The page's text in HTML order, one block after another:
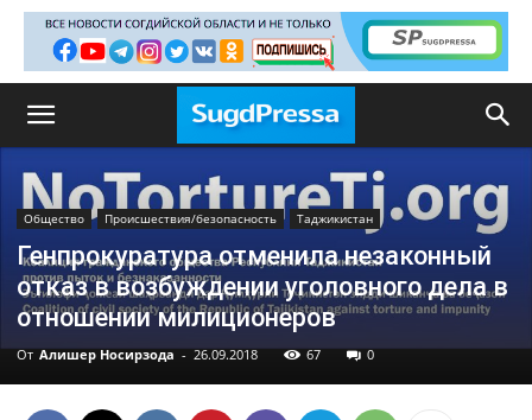
Общество Происшествия/безопасность Таджикистан
Генпрокуратура отменила незаконный
отказ в возбуждении уголовного дела в
отношении милиционеров
От Алишер Носирзода - 26.09.2018 67 0